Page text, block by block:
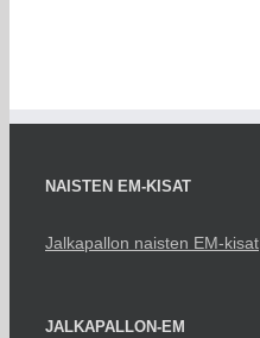
NAISTEN EM-KISAT
Jalkapallon naisten EM-kisat
JALKAPALLON-EM